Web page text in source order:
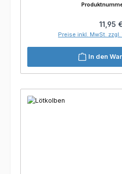
11,95 €
Preise inkl. MwSt.
In den